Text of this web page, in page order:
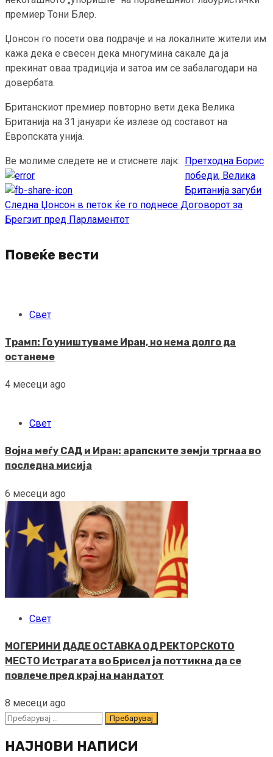
премиер Тони Блер.
Џонсон го посети ова подрачје и на локалните жители им
кажа дека е свесен дека многумина сакале да ја
прекинат оваа традиција и затоа им се забалагодари на
довербата.
Британскиот премиер повторно вети дека Велика
Британија на 31 јануари ќе излезе од составот на
Европската унија.
Ве молиме следете не и стиснете лајк:
Continue
Reading
Претходна Борис
победи, Велика
Британија загуби
Следна Џонсон в петок ќе го поднесе Договорот за
Брегзит пред Парламентот
Повеќе вести
Свет
Трамп: Го уништуваме Иран, но нема долго да
останеме
4 месеци ago
Свет
Војна меѓу САД и Иран: арапските земји тргнаа во
последна мисија
6 месеци ago
Свет
МОГЕРИНИ ДАДЕ ОСТАВКА ОД РЕКТОРСКОТО
МЕСТО Истрагата во Брисел ја поттикна да се
повлече пред крај на мандатот
8 месеци ago
Пребарувај
НАЈНОВИ НАПИСИ